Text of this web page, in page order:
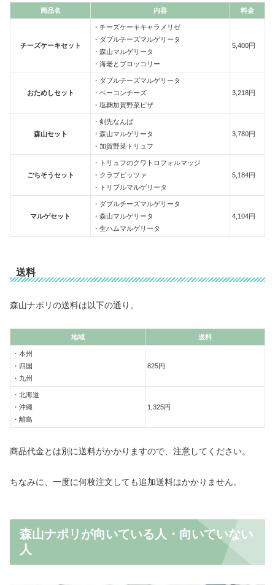
商品名 内容 料金
チーズケーキセット
・チーズケーキキャラメリゼ
・ダブルチーズマルゲリータ
・森山マルゲリータ
・海老とブロッコリー
5,400円
おためしセット
・ダブルチーズマルゲリータ
・ベーコンチーズ
・塩麹加賀野菜ピザ
3,218円
森山セット
・剣先なんば
・森山マルゲリータ
・加賀野菜トリュフ
3,780円
ごちそうセット
・トリュフのクワトロフォルマッジ
・クラブピッツァ
・トリプルマルゲリータ
5,184円
マルゲセット
・ダブルチーズマルゲリータ
・森山マルゲリータ
・生ハムマルゲリータ
4,104円
送料
森山ナポリの送料は以下の通り。
地域 送料
・本州
・四国
・九州
825円
・北海道
・沖縄
・離島
1,325円
商品代金とは別に送料がかかりますので、注意してください。
ちなみに、一度に何枚注文しても追加送料はかかりません。
森山ナポリが向いている人・向いていない
人